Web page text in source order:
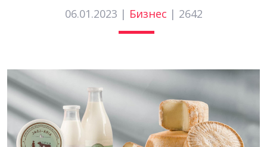
06.01.2023 | Бизнес | 2642